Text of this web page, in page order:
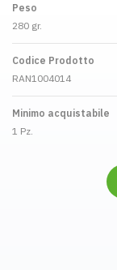
Peso
280 gr.
Codice Prodotto
RAN1004014
Minimo acquistabile
1 Pz.